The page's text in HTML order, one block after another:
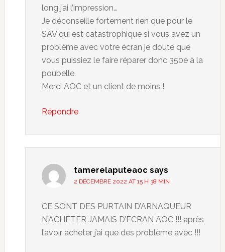
long j’ai l’impression…
Je déconseille fortement rien que pour le
SAV qui est catastrophique si vous avez un
problème avec votre écran je doute que
vous puissiez le faire réparer donc 350e à la
poubelle.
Merci AOC et un client de moins !
Répondre
tamerelaputeaoc says
2 DÉCEMBRE 2022 AT 15 H 38 MIN
CE SONT DES PURTAIN D’ARNAQUEUR
N’ACHETER JAMAIS D’ECRAN AOC !!! après
l’avoir acheter j’ai que des problème avec !!!